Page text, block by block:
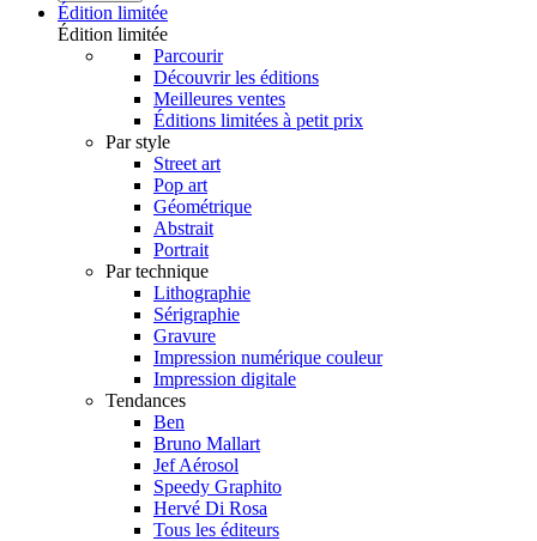
Édition limitée
Édition limitée
Parcourir
Découvrir les éditions
Meilleures ventes
Éditions limitées à petit prix
Par style
Street art
Pop art
Géométrique
Abstrait
Portrait
Par technique
Lithographie
Sérigraphie
Gravure
Impression numérique couleur
Impression digitale
Tendances
Ben
Bruno Mallart
Jef Aérosol
Speedy Graphito
Hervé Di Rosa
Tous les éditeurs